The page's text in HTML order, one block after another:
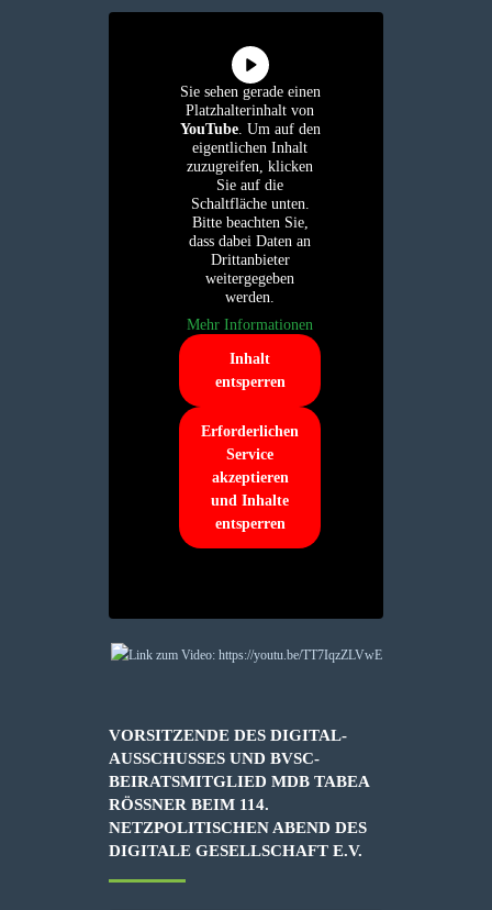
Sie sehen gerade einen
Platzhalterinhalt von
YouTube. Um auf den
eigentlichen Inhalt
zuzugreifen, klicken
Sie auf die
Schaltfläche unten.
Bitte beachten Sie,
dass dabei Daten an
Drittanbieter
weitergegeben
werden.
Mehr Informationen
Inhalt
entsperren
Erforderlichen
Service
akzeptieren
und Inhalte
entsperren
VORSITZENDE DES DIGITAL-
AUSSCHUSSES UND BVSC-
BEIRATSMITGLIED MDB TABEA
RÖSSNER BEIM 114. N
ETZPOLITISCHEN ABEND DES D
IGITALE GESELLSCHAFT E.V.